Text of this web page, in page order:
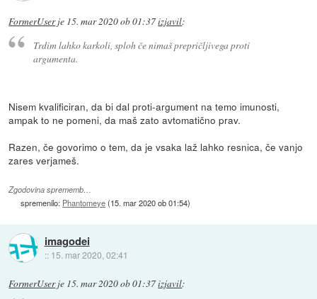
FormerUserje 15. mar 2020 ob 01:37izjavil:
Trdim lahko karkoli, sploh če nimaš prepričljivega proti
argumenta.
Nisem kvalificiran, da bi dal proti-argument na temo imunosti,
ampak to ne pomeni, da maš zato avtomatično prav.
Razen, če govorimo o tem, da je vsaka laž lahko resnica, če vanjo
zares verjameš.
Zgodovina sprememb…
spremenilo: Phantomeye(15. mar 2020 ob 01:54)
imagodei
:: 15. mar 2020, 02:41
FormerUserje 15. mar 2020 ob 01:37izjavil: